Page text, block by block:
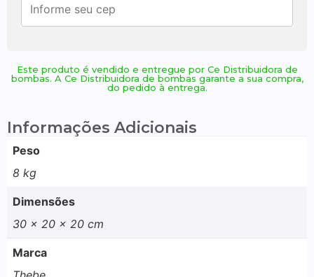
Este produto é vendido e entregue por Ce Distribuidora de
bombas. A Ce Distribuidora de bombas garante a sua compra,
do pedido à entrega.
Informações Adicionais
Peso
8 kg
Dimensões
30 × 20 × 20 cm
Marca